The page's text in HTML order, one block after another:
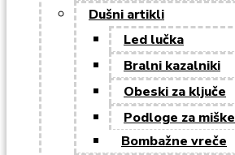
Dušni artikli
Led lučka
Bralni kazalniki
Obeski za ključe
Podloge za miške
Bombažne vreče